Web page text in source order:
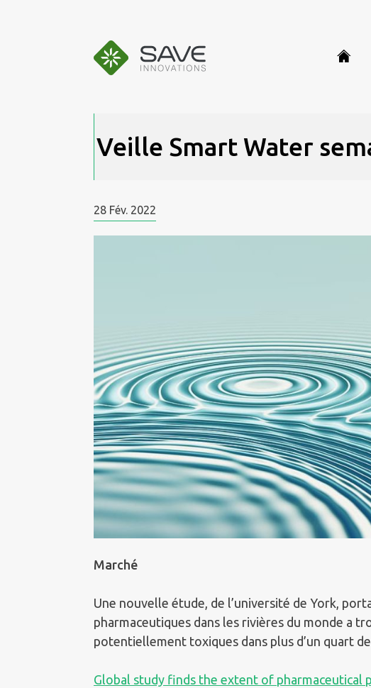
Veille Smart Water
28 Fév. 2022
Marché
Une nouvelle étude, de l’université de York,
pharmaceutiques dans les rivières du monde a
potentiellement toxiques dans plus d’un quart
Global study finds the extent of pharmaceutical